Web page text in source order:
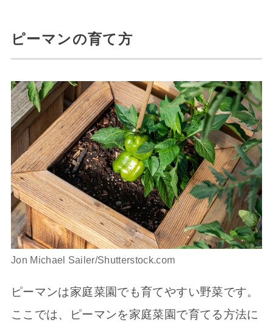
ピーマンの育て方
Jon Michael Sailer/Shutterstock.com
ピーマンは家庭菜園でも育てやすい野菜です。
ここでは、ピーマンを家庭菜園で育てる方法に